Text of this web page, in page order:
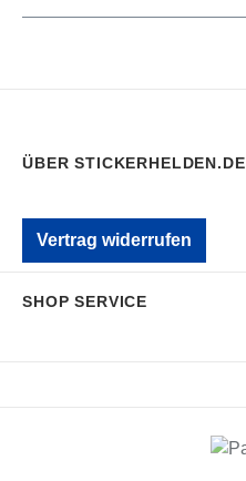
ÜBER STICKERHELDEN.DE
Vertrag widerrufen
SHOP SERVICE